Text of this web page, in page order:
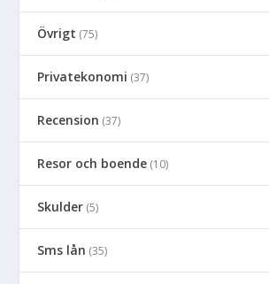
Övrigt (75)
Privatekonomi (37)
Recension (37)
Resor och boende (10)
Skulder (5)
Sms lån (35)